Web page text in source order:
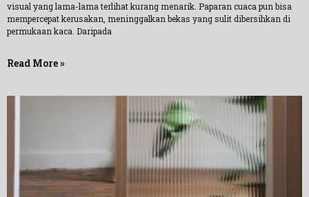
visual yang lama-lama terlihat kurang menarik. Paparan cuaca pun bisa
mempercepat kerusakan, meninggalkan bekas yang sulit dibersihkan di
permukaan kaca. Daripada
Read More »